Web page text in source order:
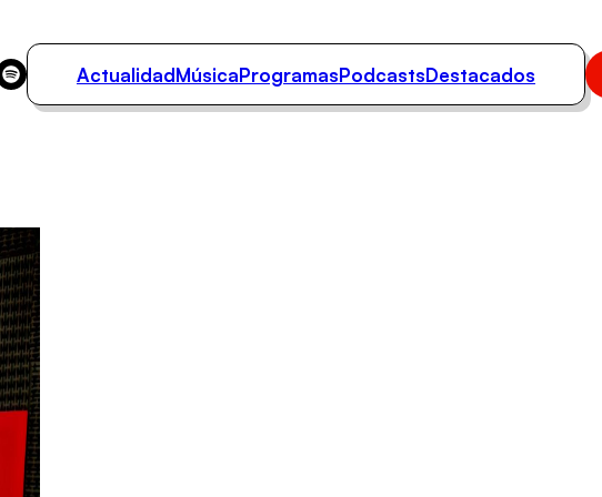
ActualidadMúsicaProgramasPodcastsDestacados